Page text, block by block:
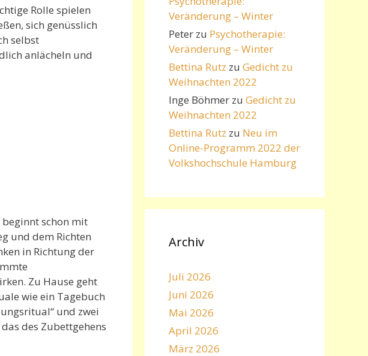
Rolle spielen
sich genüsslich
selbst
anlächeln und
beginnt schon mit
und dem Richten
in Richtung der
Zu Hause geht
wie ein Tagebuch
und zwei
des Zubettgehens
Veränderung – Winter
Peter zu Psychotherapie:
Veränderung – Winter
Bettina Rutz zu Gedicht zu
Weihnachten 2022
Inge Böhmer zu Gedicht zu
Weihnachten 2022
Bettina Rutz zu Neu im
Online-Programm 2022 der
Volkshochschule Hamburg
Archiv
Juli 2026
Juni 2026
Mai 2026
April 2026
März 2026